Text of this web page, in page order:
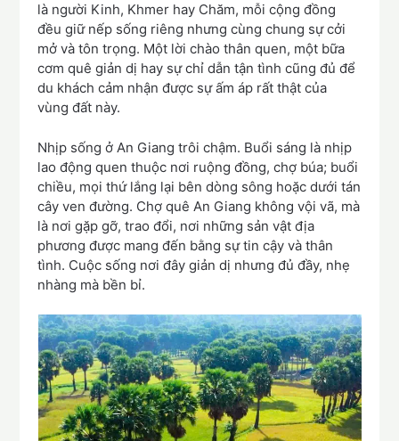
là người Kinh, Khmer hay Chăm, mỗi cộng đồng
đều giữ nếp sống riêng nhưng cùng chung sự cởi
mở và tôn trọng. Một lời chào thân quen, một bữa
cơm quê giản dị hay sự chỉ dẫn tận tình cũng đủ để
du khách cảm nhận được sự ấm áp rất thật của
vùng đất này.
Nhịp sống ở An Giang trôi chậm. Buổi sáng là nhịp
lao động quen thuộc nơi ruộng đồng, chợ búa; buổi
chiều, mọi thứ lắng lại bên dòng sông hoặc dưới tán
cây ven đường. Chợ quê An Giang không vội vã, mà
là nơi gặp gỡ, trao đổi, nơi những sản vật địa
phương được mang đến bằng sự tin cậy và thân
tình. Cuộc sống nơi đây giản dị nhưng đủ đầy, nhẹ
nhàng mà bền bỉ.